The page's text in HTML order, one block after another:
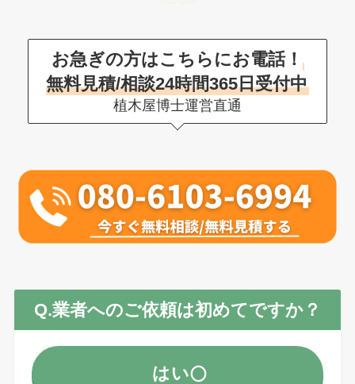
お急ぎの方はこちらにお電話！
無料見積/相談24時間365日受付中
植木屋博士運営直通
Q.業者へのご依頼は初めてですか？
はい